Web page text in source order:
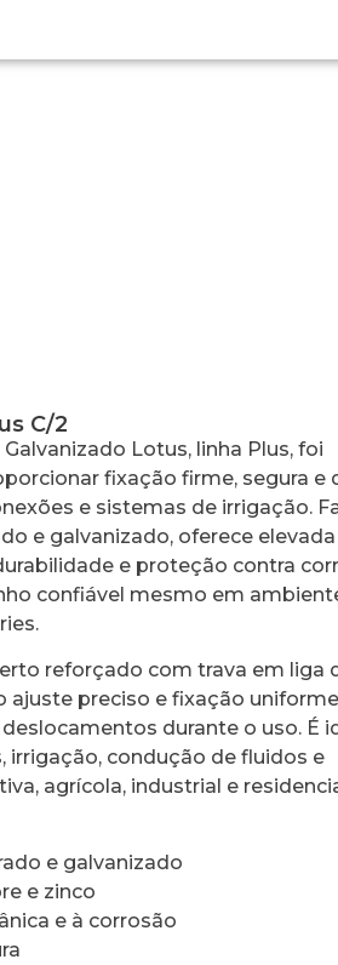
C/2
Lotus, linha Plus, foi
fixação firme, segura e
e sistemas de irrigação.
e galvanizado, oferece
e proteção contra
confiável mesmo em
reforçado com trava em liga
ajuste preciso e fixação
durante o uso. É
irrigação, condução de fluidos e
agrícola, industrial e
e galvanizado
e zinco
e à corrosão